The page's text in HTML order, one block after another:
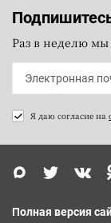
Раз в неделю
Я даю согласие на
Полная версия